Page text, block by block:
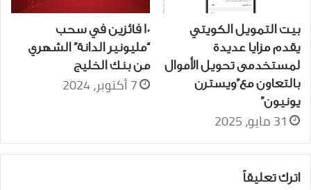
بيت التمويل الكويتي
يقدم مزايا عديدة
لمستخدمى تحويل الأموال
بالتعاون مع”ويسترن
يونيون”
31 مايو، 2025
10 فائزين في سحب
“مليونير الدانة” الشهري
من بنك الخليج
7 أكتوبر، 2024
اترك تعليقاً